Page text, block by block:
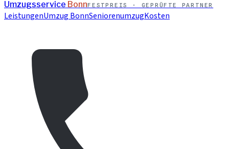
Umzugsservice BonnFESTPREIS · GEPRÜFTE PARTNER
LeistungenUmzug BonnSeniorenumzugKosten